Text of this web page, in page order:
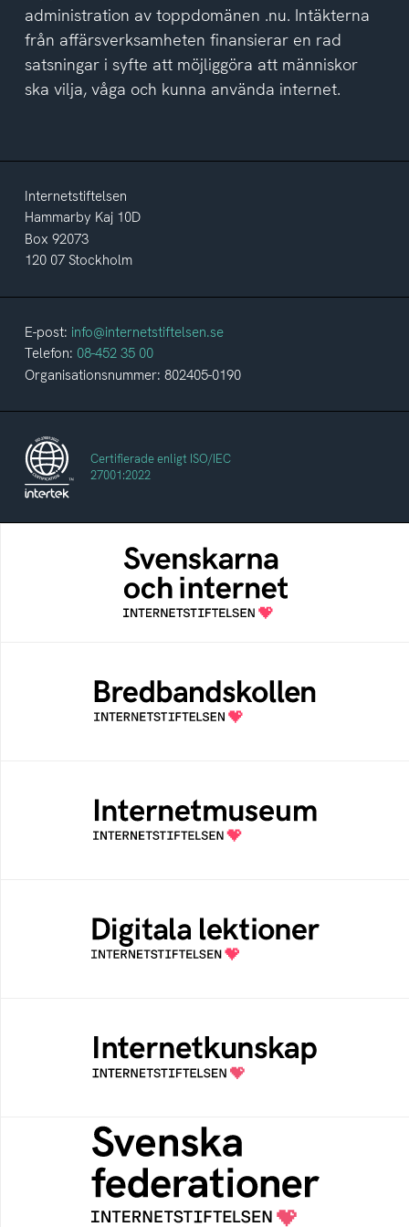
administration av toppdomänen .nu. Intäkterna
från affärsverksamheten finansierar en rad
satsningar i syfte att möjliggöra att människor
ska vilja, våga och kunna använda internet.
Internetstiftelsen
Hammarby Kaj 10D
Box 92073
120 07 Stockholm
E-post: info@internetstiftelsen.se
Telefon: 08-452 35 00
Organisationsnummer: 802405-0190
Certifierade enligt ISO/IEC
27001:2022
Svenskarna och internet
En årlig studie av svenska folkets
internetvanor
Bredbandskollen är ett oberoende
konsumentverktyg som drivs av
Internetstiftelsen
Ett digitalt museum som byggts, och kureras
av Internetstiftelsen
Öppen digital lärresurs med färdiga lektioner
för alla stadier i grundskolan
Samlad kunskap som hjälper dig att bli en
säker och medveten internetanvändare
Svenska federationer
Grunden för medlemskap i en sektors- eller
kontextspecifik federation